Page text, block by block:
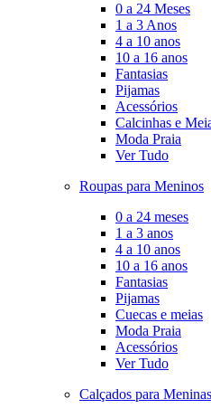
0 a 24 Meses
1 a 3 Anos
4 a 10 anos
10 a 16 anos
Fantasias
Pijamas
Acessórios
Calcinhas e
Moda Praia
Ver Tudo
Roupas para Meninos
0 a 24 meses
1 a 3 anos
4 a 10 anos
10 a 16 anos
Fantasias
Pijamas
Cuecas e meias
Moda Praia
Acessórios
Ver Tudo
Calçados para Meninas